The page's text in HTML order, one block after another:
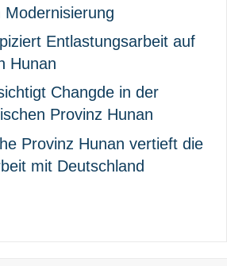
Modernisierung
Entlastungsarbeit auf
Hunan
Changde in der
Provinz Hunan
Provinz Hunan vertieft die
mit Deutschland